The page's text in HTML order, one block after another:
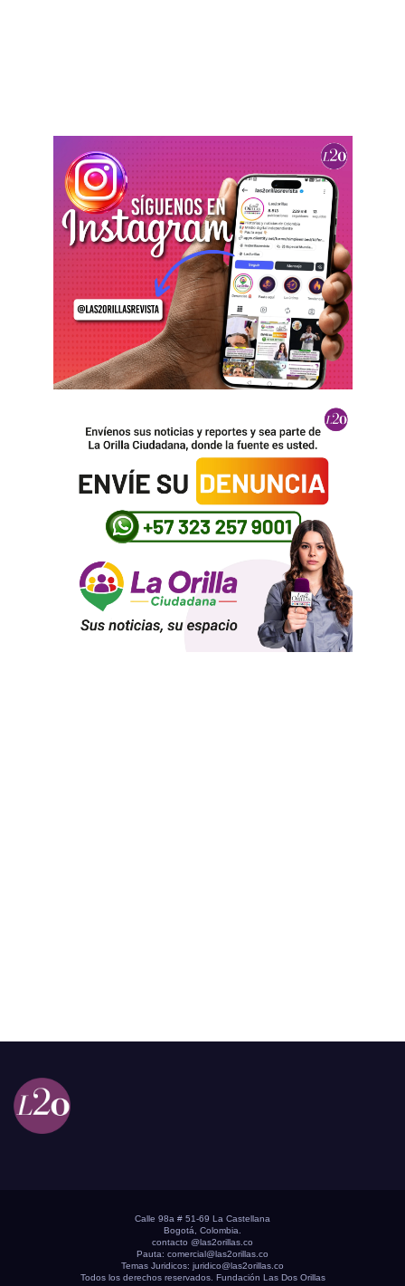
Calle 98a # 51-69 La Castellana
Bogotá, Colombia.
contacto @las2orillas.co
Pauta: comercial@las2orillas.co
Temas Juridicos: juridico@las2orillas.co
Todos los derechos reservados. Fundación Las Dos Orillas